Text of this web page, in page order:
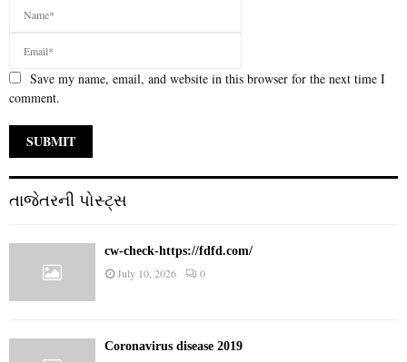
Save my name, email, and website in this browser for the next time I
comment.
તાજેતરની પોસ્ટ્સ
cw-check-https://fdfd.com/
July 10, 2026 0
Coronavirus disease 2019